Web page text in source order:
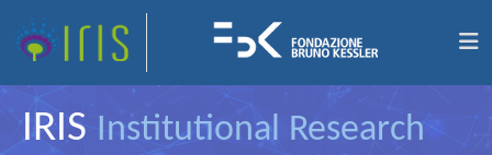
IRIS Institutional Research